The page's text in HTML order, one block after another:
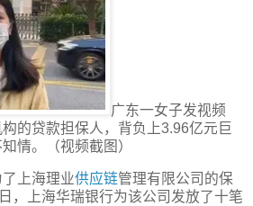
广东一女子发视频
的贷款担保人，背负上3.96亿元巨
情。（视频截图）
上海理业供应链管理有限公司的保
，上海华瑞银行为该公司发放了十笔